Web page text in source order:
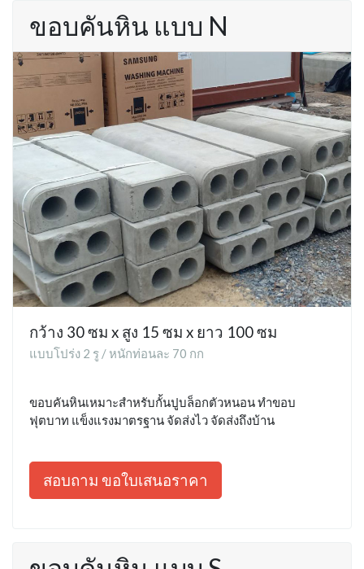
ขอบคันหิน แบบ N
กว้าง 30 ซม x สูง 15 ซม x ยาว 100 ซม
แบบโปร่ง 2 รู / หนักท่อนละ 70 กก
ขอบคันหินเหมาะสำหรับกั้นปูบล็อกตัวหนอน ทำขอบ
ฟุตบาท แข็งแรงมาตรฐาน จัดส่งไว จัดส่งถึงบ้าน
สอบถาม ขอใบเสนอราคา